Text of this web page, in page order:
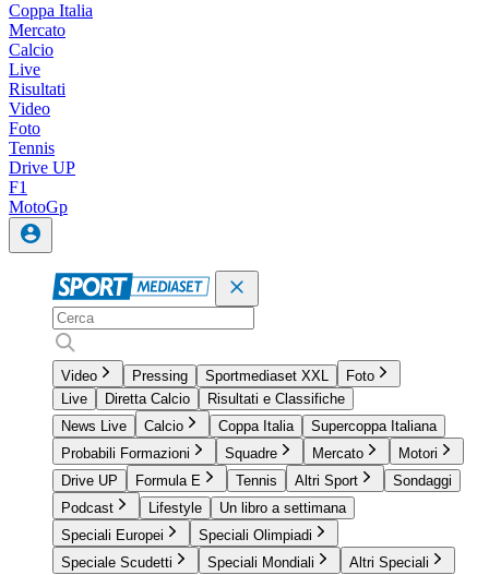
Coppa Italia
Mercato
Calcio
Live
Risultati
Video
Foto
Tennis
Drive UP
F1
MotoGp
Video Pressing Sportmediaset XXL
Foto
Live
Diretta Calcio
Risultati e Classifiche
News Live
Calcio Coppa Italia
Supercoppa Italiana
Probabili Formazioni
Squadre Mercato
Motori
Drive UP
Formula E Tennis Altri Sport
Sondaggi
Podcast
Lifestyle
Un libro a settimana
Speciali Europei
Speciali Olimpiadi
Speciale Scudetti
Speciali Mondiali Altri Speciali